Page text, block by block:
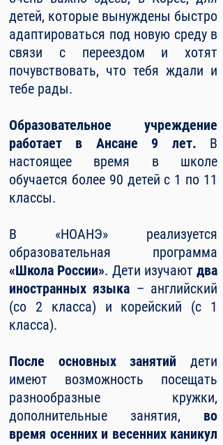
детей, которые вынуждены быстро
адаптироваться под новую среду в
связи с переездом и хотят
почувствовать, что тебя ждали и
тебе рады.
Образовательное учреждение
работает в Ансане 9 лет. В
настоящее время в школе
обучается более 90 детей с 1 по 11
классы.
В «НОАНЭ» реализуется
образовательная программа
«Школа России». Дети изучают два
иностранных языка – английский
(со 2 класса) и корейский (с 1
класса).
После основных занятий дети
имеют возможность посещать
разнообразные кружки,
дополнительные занятия, во
время осенних и весенних каникул